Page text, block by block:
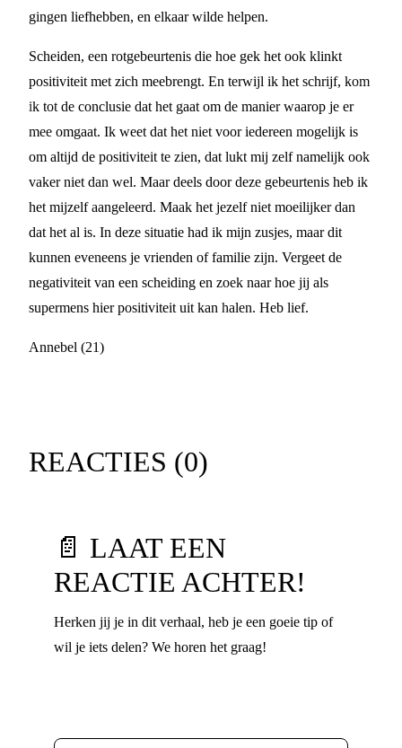
gingen liefhebben, en elkaar wilde helpen.
Scheiden, een rotgebeurtenis die hoe gek het ook klinkt
positiviteit met zich meebrengt. En terwijl ik het schrijf, kom
ik tot de conclusie dat het gaat om de manier waarop je er
mee omgaat. Ik weet dat het niet voor iedereen mogelijk is
om altijd de positiviteit te zien, dat lukt mij zelf namelijk ook
vaker niet dan wel. Maar deels door deze gebeurtenis heb ik
het mijzelf aangeleerd. Maak het jezelf niet moeilijker dan
dat het al is. In deze situatie had ik mijn zusjes, maar dit
kunnen eveneens je vrienden of familie zijn. Vergeet de
negativiteit van een scheiding en zoek naar hoe jij als
supermens hier positiviteit uit kan halen. Heb lief.
Annebel (21)
REACTIES (0)
📄 LAAT EEN
REACTIE ACHTER!
Herken jij je in dit verhaal, heb je een goeie tip of
wil je iets delen? We horen het graag!